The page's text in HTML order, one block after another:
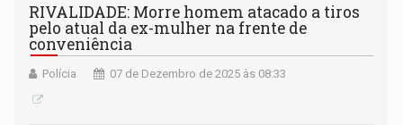
RIVALIDADE: Morre homem atacado a tiros
pelo atual da ex-mulher na frente de
conveniência
Polícia 07 de Dezembro de 2025 às 08:33